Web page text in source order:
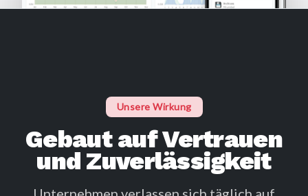
Unsere Wirkung
Gebaut auf Vertrauen
und Zuverlässigkeit